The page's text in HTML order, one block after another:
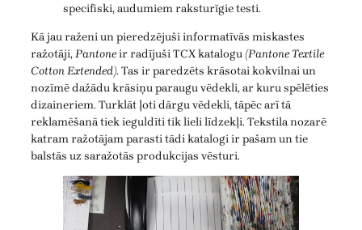
specifiski, audumiem raksturīgie testi.
Kā jau raženi un pieredzējuši informatīvās miskastes
ražotāji,Pantoneir radījuši TCX katalogu (Pantone Textile
Cotton Extended). Tas ir paredzēts krāsotai kokvilnai un
nozīmē dažādu krāsiņu paraugu vēdekli, ar kuru spēlēties
dizaineriem. Turklāt ļoti dārgu vēdekli, tāpēc arī tā
reklamēšanā tiek ieguldīti tik lieli līdzekļi. Tekstila nozarē
katram ražotājam parasti tādi katalogi ir pašam un tie
balstās uz saražotās produkcijas vēsturi.